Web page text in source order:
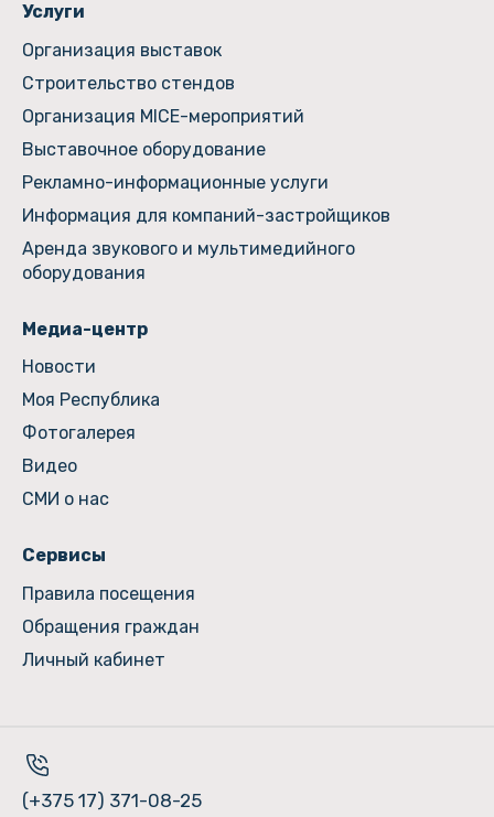
Услуги
Организация выставок
Строительство стендов
Организация MICE-мероприятий
Выставочное оборудование
Рекламно-информационные услуги
Информация для компаний-застройщиков
Аренда звукового и мультимедийного
оборудования
Медиа-центр
Новости
Моя Республика
Фотогалерея
Видео
СМИ о нас
Сервисы
Правила посещения
Обращения граждан
Личный кабинет
(+375 17) 371-08-25